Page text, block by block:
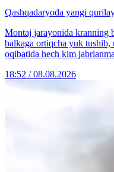
Qashqadaryoda yangi
Montaj jarayonida kranning
balkaga ortiqcha yuk
oqibatida hech kim
18:52 / 08.08.2026